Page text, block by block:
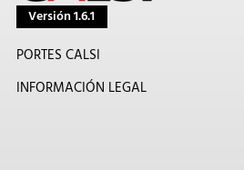
Versión 1.6.1
PORTES CALSI
INFORMACIÓN LEGAL